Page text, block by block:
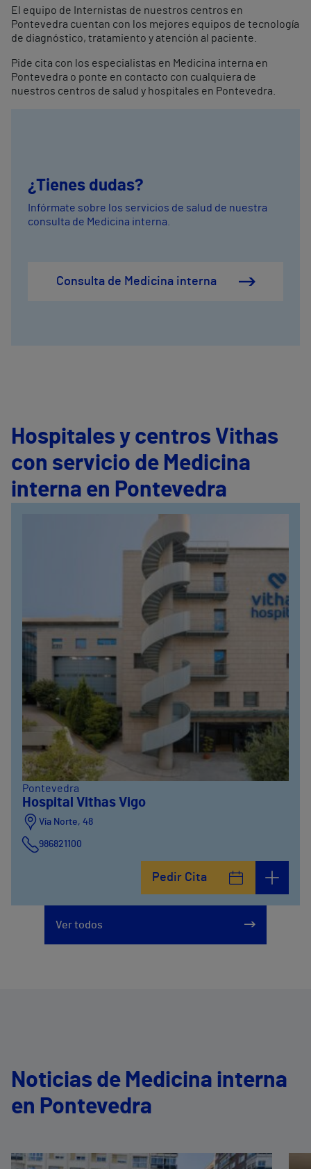
El equipo de Internistas de nuestros centros en
Pontevedra cuentan con los mejores equipos de tecnología
de diagnóstico, tratamiento y atención al paciente.
Pide cita con los especialistas en Medicina interna en
Pontevedra o ponte en contacto con cualquiera de
nuestros centros de salud y hospitales en Pontevedra.
¿Tienes dudas?
Infórmate sobre los servicios de salud de nuestra
consulta de Medicina interna.
Consulta de Medicina interna
Hospitales y centros Vithas
con servicio de Medicina
interna en Pontevedra
Pontevedra
Hospital Vithas Vigo
Vía Norte, 48
986821100
Pedir Cita
Ver todos
Noticias de Medicina interna
en Pontevedra